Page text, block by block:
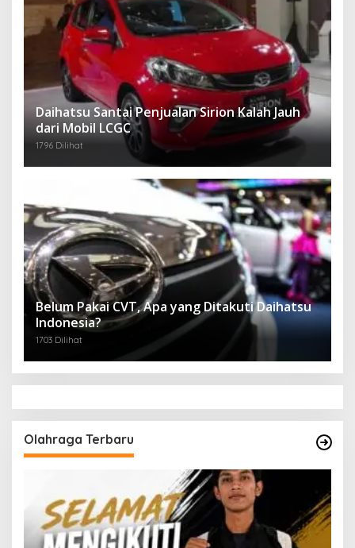
Daihatsu Santai Penjualan Sirion Kalah Jauh
dari Mobil LCGC
1796 Dilihat
Belum Pakai CVT, Apa yang Ditakuti Daihatsu
Indonesia?
1703 Dilihat
Olahraga Terbaru